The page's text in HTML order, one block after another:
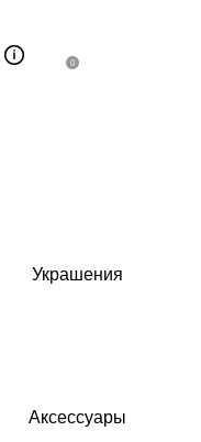
0
Украшения
Аксессуары